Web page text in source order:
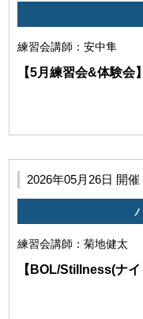
第7条（著作物の利用）
著作物（以下「受講記
当研究所および関連事
当研究所が前項の許諾
所は、著作者たる利用者
目的に必要な範囲におい
るものとし、利用者はこ
練習会講師：安中隼
【5月練習会&体験会
2026年05月26日 開催
練習会講師：菊地健太
【BOL/Stillness(ナ